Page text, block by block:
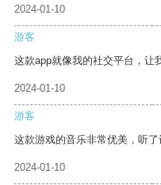
2024-01-10
游客
这款app就像我的社交平台，让
2024-01-10
游客
这款游戏的音乐非常优美，听了
2024-01-10